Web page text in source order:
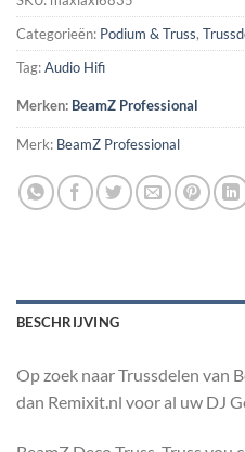
Categorieën: Podium & Truss,
Tag:Audio Hifi
Merken: BeamZ Professional
Merk: BeamZ Professional
BESCHRIJVING
Op zoek naar Trussdelen van
dan Remixit.nl voor al uw DJ